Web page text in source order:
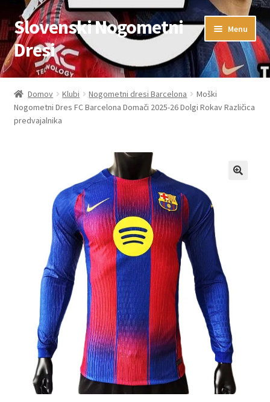
Skip
to
navigation
Skip
to
content
Slovenski Nogometni
Dresi
Menu
Domov
Blog
Moj račun
Trgovina
Zaključek nakupa
Domov Klubi Nogometni dresi Barcelona
Moški
Nogometni Dres FC Barcelona Domači 2025-26 Dolgi Rokav Različica
predvajalnika